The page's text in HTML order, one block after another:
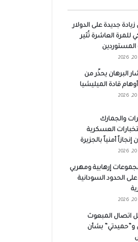
جديدة على الدولار
للمرة العاشرة تُثير
البرهان يحذّر من
قادة الميليشيا
والجمارك
العسكرية
أمنياً بالجزيرة
إرهابية ومهربي
الحدود السودانية
اتصال المبعوث
و”حميدتي” بشأن